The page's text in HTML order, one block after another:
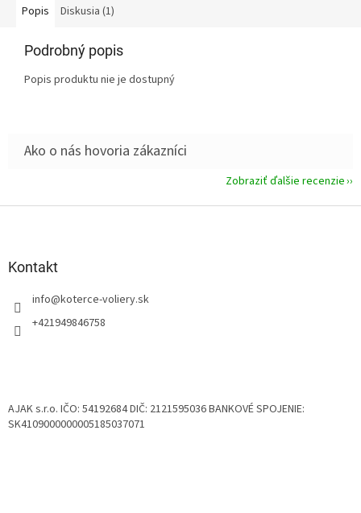
Popis Diskusia (1)
Podrobný popis
Popis produktu nie je dostupný
Zobraziť ďalšie recenzie
Kontakt
info@koterce-voliery.sk
+421949846758
AJAK s.r.o. IČO: 54192684 DIČ: 2121595036 BANKOVÉ SPOJENIE:
SK4109000000005185037071